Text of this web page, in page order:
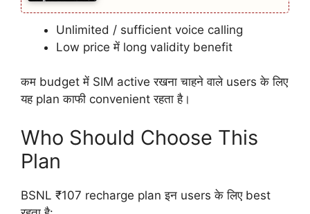
Unlimited / sufficient voice calling
Low price में long validity benefit
कम budget में SIM active रखना चाहने वाले users के लिए
यह plan काफी convenient रहता है।
Who Should Choose This
Plan
BSNL ₹107 recharge plan इन users के लिए best